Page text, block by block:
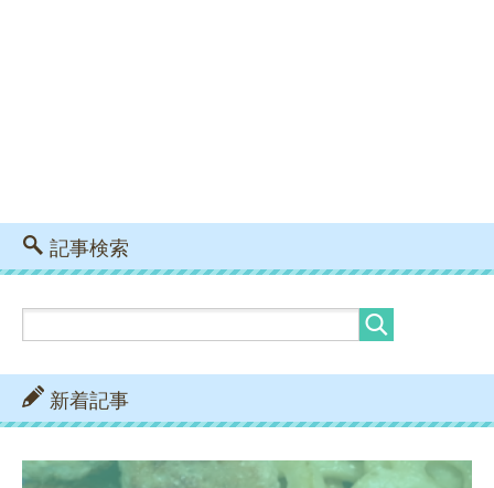
記事検索
新着記事